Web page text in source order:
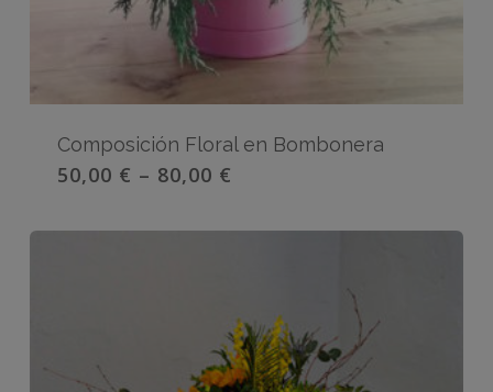
Composición Floral en Bombonera
50,00 € – 80,00 €